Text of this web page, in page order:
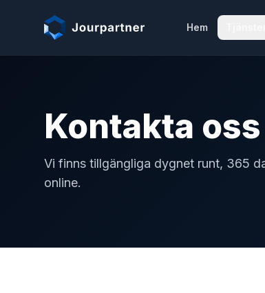
Hem
Kontakta oss
Vi finns tillgängliga dygnet runt, 365
online.